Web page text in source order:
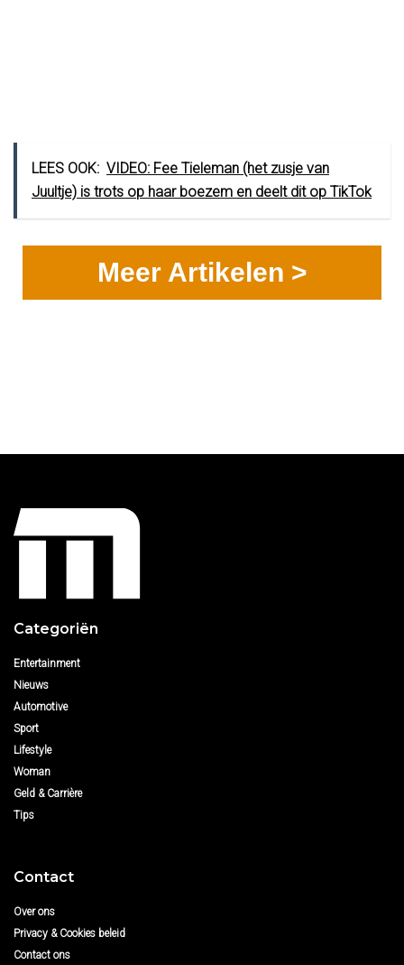
LEES OOK: VIDEO: Fee Tieleman (het zusje van
Juultje) is trots op haar boezem en deelt dit op TikTok
Meer Artikelen >
Categoriën
Entertainment
Nieuws
Automotive
Sport
Lifestyle
Woman
Geld & Carrière
Tips
Contact
Over ons
Privacy & Cookies beleid
Contact ons